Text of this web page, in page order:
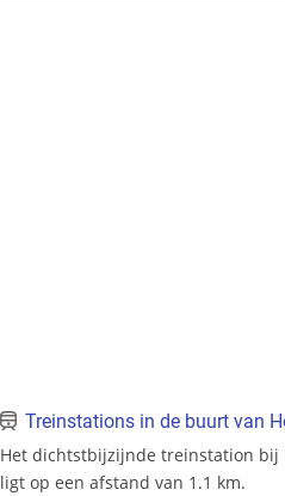
Treinstations in de buurt van
Het dichtstbijzijnde treinstation bij
ligt op een afstand van 1.1 km.